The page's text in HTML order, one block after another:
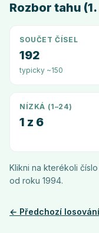
Rozbor tahu
SOUČET ČÍSEL
192
typicky ~150
NÍZKÁ (1–24)
1 z 6
Klikni na kterékoli
od roku 1994.
← Předchozí losování